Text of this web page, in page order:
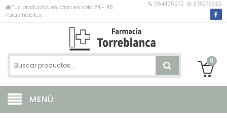
Tus productos en casa en sólo 24 - 48
horas hábiles
954405272 673279322
0
MENÚ